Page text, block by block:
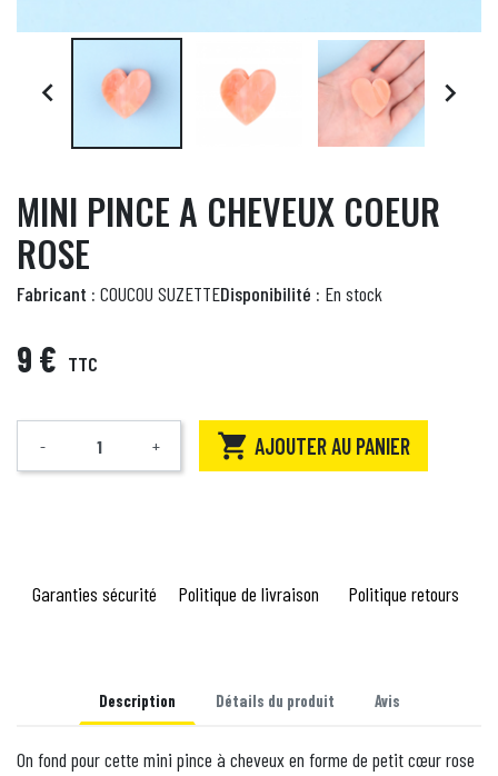
 
MINI PINCE A CHEVEUX COEUR
ROSE
Fabricant : COUCOU SUZETTEDisponibilité : En stock
9 € TTC
Quantité
- +  AJOUTER AU PANIER
Garanties sécurité Politique de livraison Politique retours
Description Détails du produit Avis
On fond pour cette mini pince à cheveux en forme de petit cœur rose